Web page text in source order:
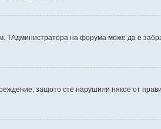
TАдминистратора на форума може да е
защото сте нарушили някое от